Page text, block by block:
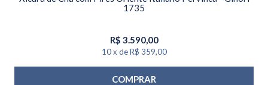
1735
R$ 3.590,00
10 x de R$ 359,00
COMPRAR